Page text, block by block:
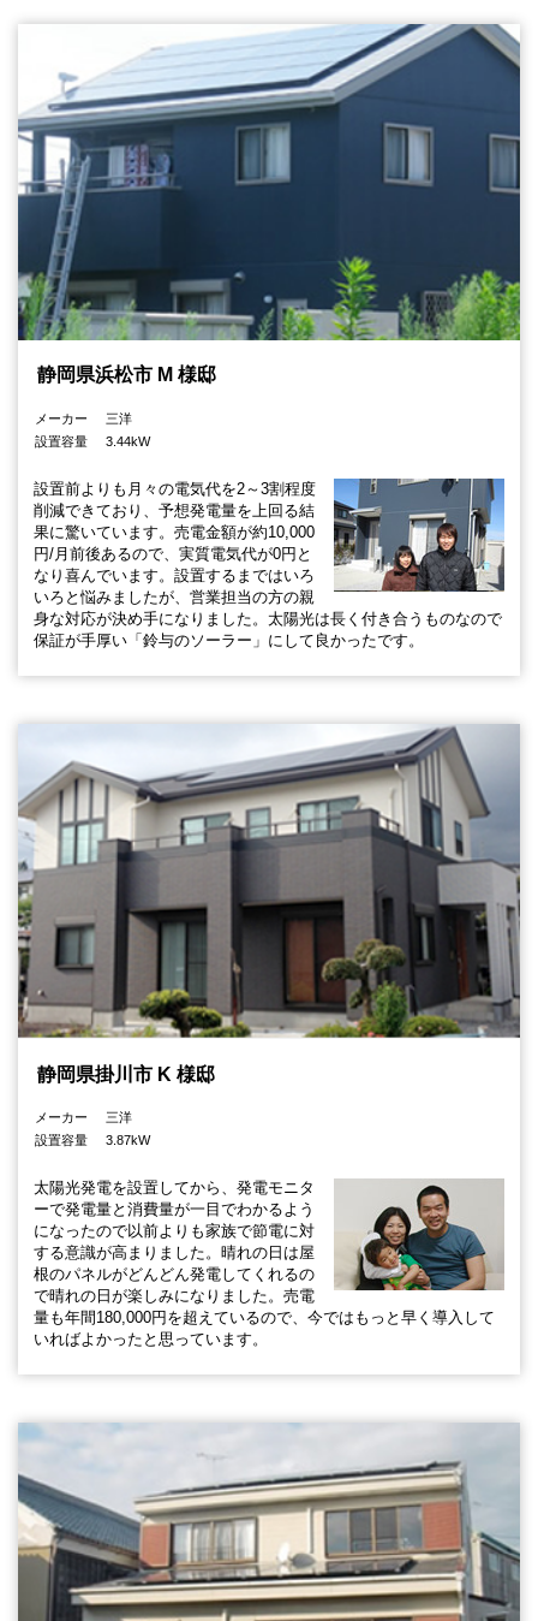
静岡県浜松市 M 様邸
メーカー
三洋
設置容量
3.44kW
設置前よりも月々の電気代を2～3割程度
削減できており、予想発電量を上回る結
果に驚いています。売電金額が約10,000
円/月前後あるので、実質電気代が0円と
なり喜んでいます。設置するまではいろ
いろと悩みましたが、営業担当の方の親
身な対応が決め手になりました。太陽光は長く付き合うものなので
保証が手厚い「鈴与のソーラー」にして良かったです。
静岡県掛川市 K 様邸
メーカー
三洋
設置容量
3.87kW
太陽光発電を設置してから、発電モニタ
ーで発電量と消費量が一目でわかるよう
になったので以前よりも家族で節電に対
する意識が高まりました。晴れの日は屋
根のパネルがどんどん発電してくれるの
で晴れの日が楽しみになりました。売電
量も年間180,000円を超えているので、今ではもっと早く導入して
いればよかったと思っています。